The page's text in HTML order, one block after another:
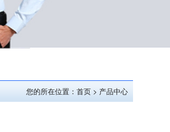
您的所在位置：首页 > 产品中心